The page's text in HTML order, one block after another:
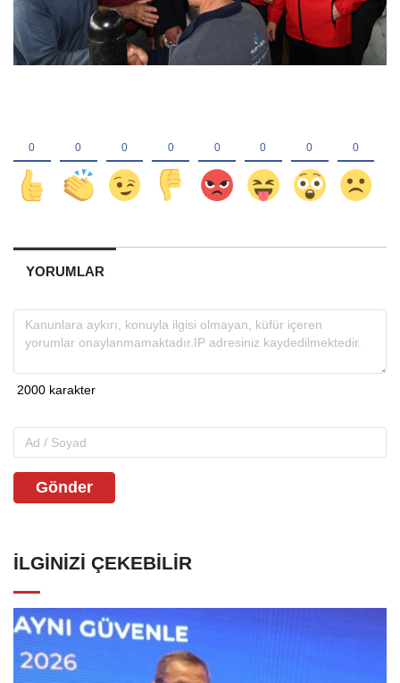
YORUMLAR
Gönder
İLGINIZI ÇEKEBILIR